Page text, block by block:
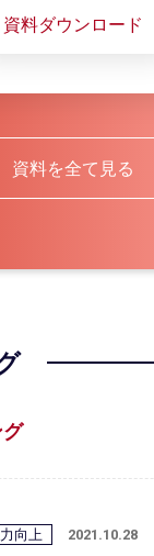
資料ダウンロード
資料を全て見る
向上 2021.10.28